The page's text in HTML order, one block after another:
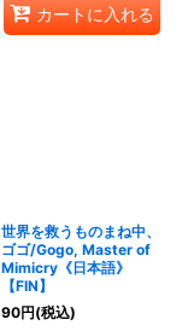
カートに入れる
世界を救うものまね中、
ゴゴ/Gogo, Master of
Mimicry《日本語》
【FIN】
90円(税込)